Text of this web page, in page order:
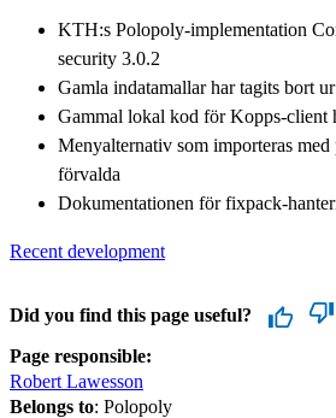
KTH:s Polopoly-implementation
security 3.0.2
Gamla indatamallar har tagits bort
Gammal lokal kod för Kopps-client
Menyalternativ som importeras
förvalda
Dokumentationen för fixpack-
Recent development
Did you find this page useful?
Page responsible:
Robert Lawesson
Belongs to: Polopoly